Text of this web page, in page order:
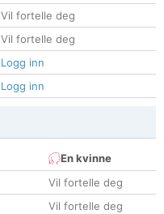
Vil fortelle deg
Vil fortelle deg
Logg inn
Logg inn
En kvinne
Vil fortelle deg
Vil fortelle deg